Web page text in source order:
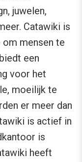
juwelen,
Catawiki is
mensen te
een
voor het
moeilijk te
er meer dan
is actief in
is
heeft